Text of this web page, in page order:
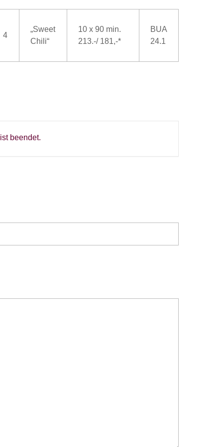
4
„Sweet
Chili“
10 x 90 min.
213.-/ 181,-*
BUA
24.1
beendet.